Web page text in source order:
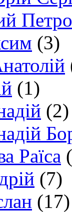
Петро
(3)
(1)
(2)
Раїса
(7)
(17)